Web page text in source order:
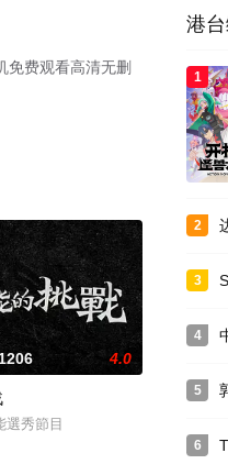
免费观看高清无删
担任
4.0
選秀節目
港
1
2
3
4
5
6